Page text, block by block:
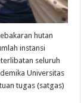
hutan
instansi
seluruh
Universitas
tugas (satgas)